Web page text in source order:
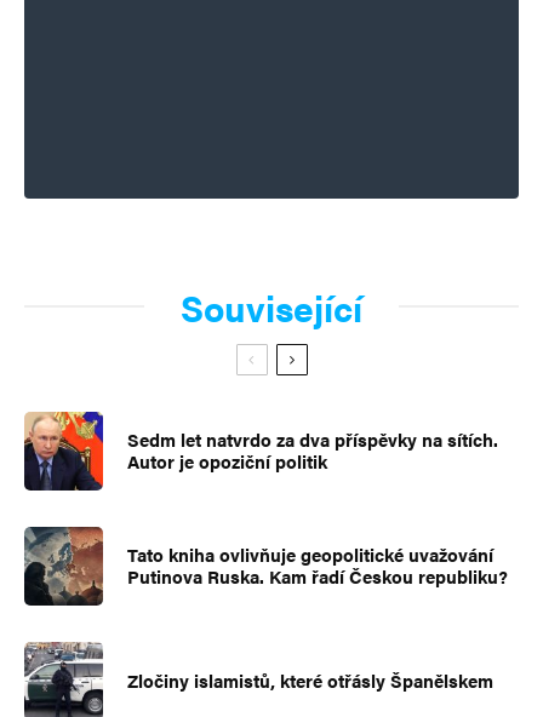
Související
Sedm let natvrdo za dva příspěvky na sítích.
Autor je opoziční politik
Tato kniha ovlivňuje geopolitické uvažování
Putinova Ruska. Kam řadí Českou republiku?
Zločiny islamistů, které otřásly Španělskem